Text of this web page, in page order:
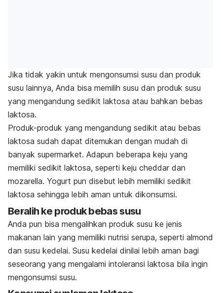
Jika tidak yakin untuk mengonsumsi susu dan produk
susu lainnya, Anda bisa memilih susu dan produk susu
yang mengandung sedikit laktosa atau bahkan bebas
laktosa.
Produk-produk yang mengandung sedikit atau bebas
laktosa sudah dapat ditemukan dengan mudah di
banyak supermarket. Adapun beberapa keju yang
memiliki sedikit laktosa, seperti keju cheddar dan
mozarella. Yogurt pun disebut lebih memiliki sedikit
laktosa sehingga lebih aman untuk dikonsumsi.
Beralih ke produk bebas susu
Anda pun bisa mengalihkan produk susu ke jenis
makanan lain yang memiliki nutrisi serupa, seperti almond
dan susu kedelai. Susu kedelai dinilai lebih aman bagi
seseorang yang mengalami intoleransi laktosa bila ingin
mengonsumsi susu.